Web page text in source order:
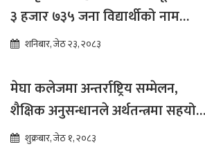
३ हजार ७३५ जना विद्यार्थीको नाम
भर्नाका लागि सिफारिस
शनिबार, जेठ २३, २०८३
मेघा कलेजमा अन्तर्राष्ट्रिय सम्मेलन,
शैक्षिक अनुसन्धानले अर्थतन्त्रमा सहयोग
पुग्ने विश्वास
शुक्रबार, जेठ १, २०८३